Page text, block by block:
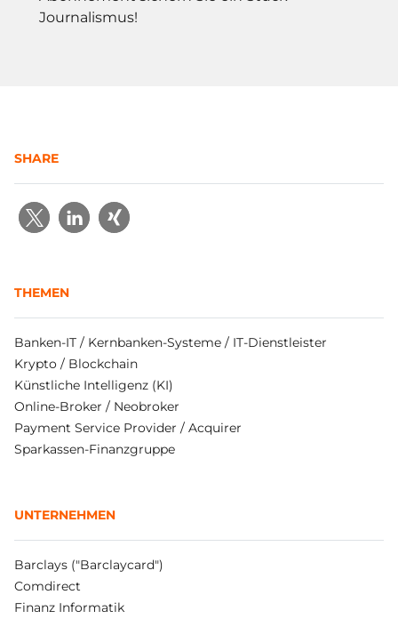
Journalismus!
SHARE
THEMEN
Banken-IT / Kernbanken-Systeme / IT-Dienstleister
Krypto / Blockchain
Künstliche Intelligenz (KI)
Online-Broker / Neobroker
Payment Service Provider / Acquirer
Sparkassen-Finanzgruppe
UNTERNEHMEN
Barclays ("Barclaycard")
Comdirect
Finanz Informatik